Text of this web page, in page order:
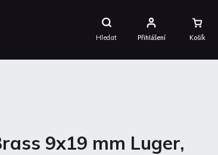
Hledat
Nákupní
Košík
Přihlášení
9x19 mm Luger,